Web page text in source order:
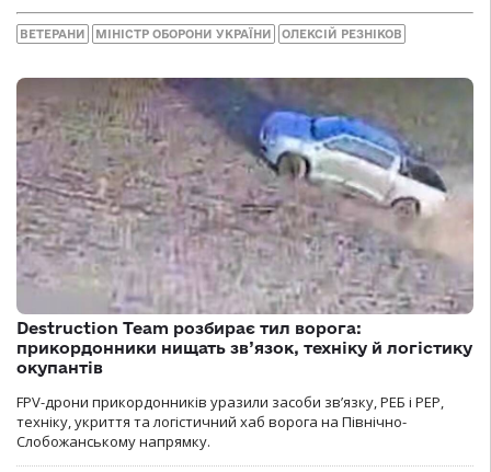
ВЕТЕРАНИ МІНІСТР ОБОРОНИ УКРАЇНИ ОЛЕКСІЙ РЕЗНІКОВ
Destruction Team розбирає тил ворога:
прикордонники нищать зв’язок, техніку й логістику
окупантів
FPV-дрони прикордонників уразили засоби зв’язку, РЕБ і РЕР,
техніку, укриття та логістичний хаб ворога на Північно-
Слобожанському напрямку.